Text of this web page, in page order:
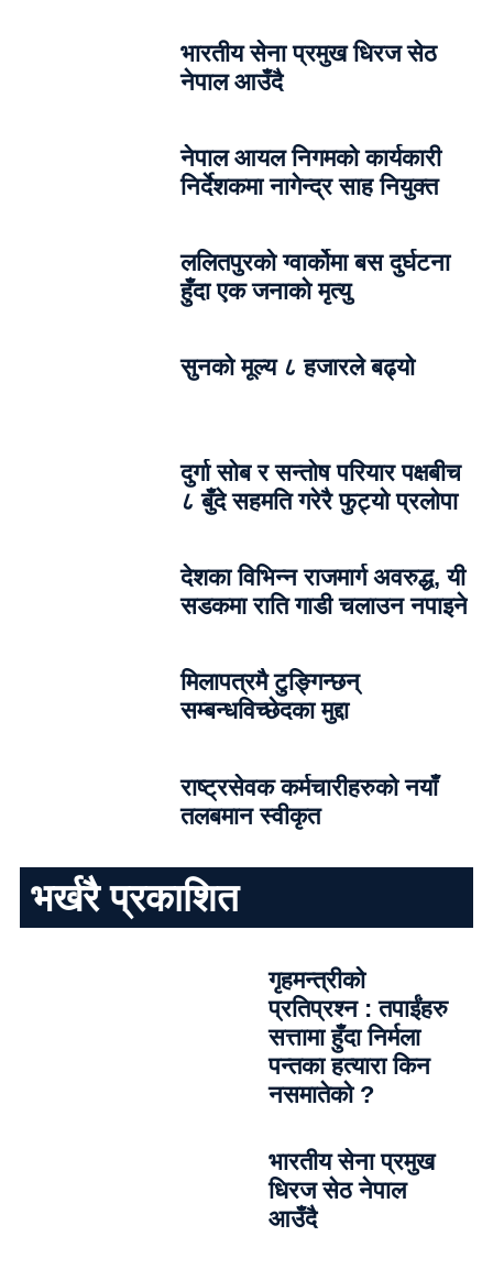
भारतीय सेना प्रमुख धिरज सेठ
नेपाल आउँदै
नेपाल आयल निगमको कार्यकारी
निर्देशकमा नागेन्द्र साह नियुक्त
ललितपुरको ग्वार्कोमा बस दुर्घटना
हुँदा एक जनाको मृत्यु
सुनको मूल्य ८ हजारले बढ्यो
दुर्गा सोब र सन्तोष परियार पक्षबीच
८ बुँदे सहमति गरेरै फुट्यो प्रलोपा
देशका विभिन्न राजमार्ग अवरुद्ध, यी
सडकमा राति गाडी चलाउन नपाइने
मिलापत्रमै टुङ्गिन्छन्
सम्बन्धविच्छेदका मुद्दा
राष्ट्रसेवक कर्मचारीहरुको नयाँ
तलबमान स्वीकृत
भर्खरै प्रकाशित
गृहमन्त्रीको
प्रतिप्रश्न : तपाईंहरु
सत्तामा हुँदा निर्मला
पन्तका हत्यारा किन
नसमातेको ?
भारतीय सेना प्रमुख
धिरज सेठ नेपाल
आउँदै